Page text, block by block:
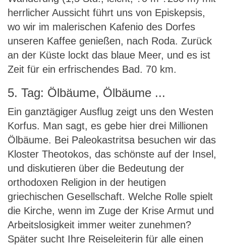
herrlicher Aussicht führt uns von Episkepsis,
wo wir im malerischen Kafenio des Dorfes
unseren Kaffee genießen, nach Roda. Zurück
an der Küste lockt das blaue Meer, und es ist
Zeit für ein erfrischendes Bad. 70 km.
5. Tag: Ölbäume, Ölbäume ...
Ein ganztägiger Ausflug zeigt uns den Westen
Korfus. Man sagt, es gebe hier drei Millionen
Ölbäume. Bei Paleokastritsa besuchen wir das
Kloster Theotokos, das schönste auf der Insel,
und diskutieren über die Bedeutung der
orthodoxen Religion in der heutigen
griechischen Gesellschaft. Welche Rolle spielt
die Kirche, wenn im Zuge der Krise Armut und
Arbeitslosigkeit immer weiter zunehmen?
Später sucht Ihre Reiseleiterin für alle einen